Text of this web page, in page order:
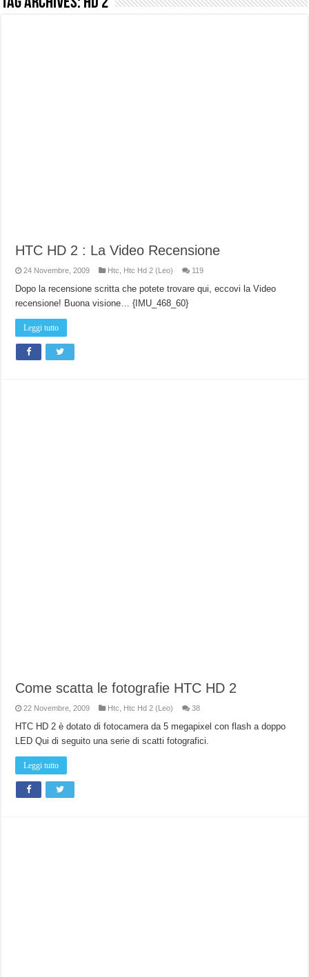
HTC HD 2 : La Video Recensione
24 Novembre, 2009 Htc Htc Hd 2 (Leo) 119
Dopo la recensione scritta che potete trovare qui, eccovi la Video
recensione! Buona visione… {IMU_468_60}
Leggi tutto
Come scatta le fotografie HTC HD 2
22 Novembre, 2009 Htc Htc Hd 2 (Leo) 38
HTC HD 2 è dotato di fotocamera da 5 megapixel con flash a doppo
LED Qui di seguito una serie di scatti fotografici.
Leggi tutto